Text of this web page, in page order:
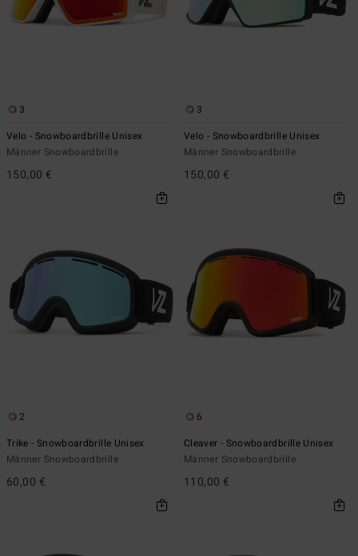
3
Velo - Snowboardbrille Unisex
Männer Snowboardbrille
150,00 €
3
Velo - Snowboardbrille Unisex
Männer Snowboardbrille
150,00 €
2
Trike - Snowboardbrille Unisex
Männer Snowboardbrille
60,00 €
6
Cleaver - Snowboardbrille Unisex
Männer Snowboardbrille
110,00 €